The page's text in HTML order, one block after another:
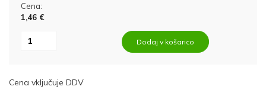
Cena:
1,46 €
Dodaj v košarico
Cena vključuje DDV